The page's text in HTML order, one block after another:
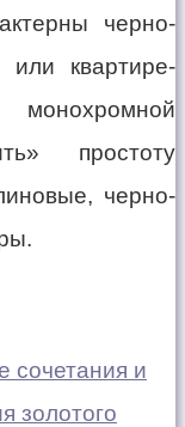
черно-
или квартире-
простоту
черно-
сочетания и
золотого